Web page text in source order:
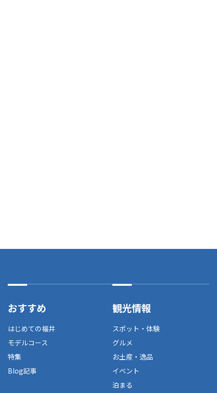
おすすめ
はじめての福井
モデルコース
特集
Blog記事
観光情報
スポット・体験
グルメ
お土産・逸品
イベント
泊まる